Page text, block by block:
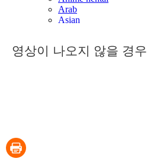
영상이 나오지 않을 경우